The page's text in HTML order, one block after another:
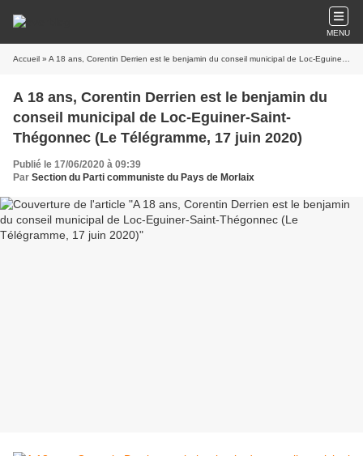
MENU
Accueil » A 18 ans, Corentin Derrien est le benjamin du conseil municipal de Loc-Eguiner-Saint-Thégonnec (Le Télégramme, 17 juin 2020)
A 18 ans, Corentin Derrien est le benjamin du
conseil municipal de Loc-Eguiner-Saint-
Thégonnec (Le Télégramme, 17 juin 2020)
Publié le 17/06/2020 à 09:39
Par Section du Parti communiste du Pays de Morlaix